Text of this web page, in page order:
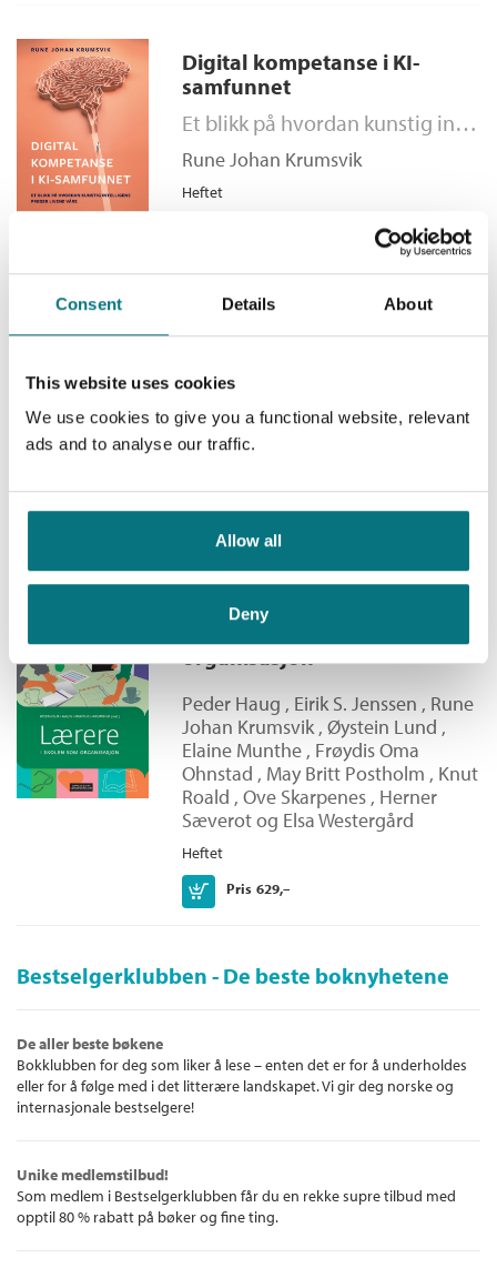
Consent Details About
This website uses cookies
We use cookies to give you a functional website, relevant
ads and to analyse our traffic.
Allow all
Deny
utdanningen kvalifiserer for.Digital kompetanse i KI-
samfunnet
Et blikk på hvordan kunstig intelligens preger livene våre
Rune Johan Krumsvik
Heftet
Elaine Munthe
Raymond Bjuland
Heftet
Kjøp
Du vil kanskje også like
Lærere i skolen som
organisasjon
Peder Haug , Eirik S. Jenssen , Rune
Johan Krumsvik,Øystein Lund ,
Elaine Munthe , Frøydis Oma
Ohnstad , May Britt Postholm , Knut
Roald ,Ove Skarpenes , Herner
Sæverotog Elsa Westergård
Heftet
Pris 629,–
Kjøp
Bestselgerklubben - De beste boknyhetene
De aller beste bøkene
Bokklubben for deg som liker å lese – enten det er for å underholdes
eller for å følge med i det litterære landskapet. Vi gir deg norske og
internasjonale bestselgere!
Unike medlemstilbud!
Som medlem i Bestselgerklubben får du en rekke supre tilbud med
opptil 80 % rabatt på bøker og fine ting.